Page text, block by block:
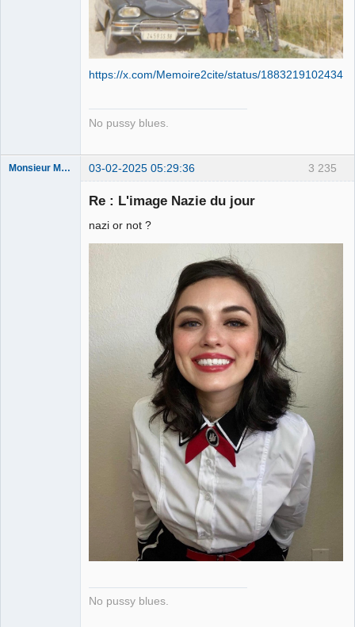
https://x.com/Memoire2cite/status/
No pussy blues.
3 235
Monsieur Maurice 03-02-2025 05:29:36
Re : L'image Nazie du jour
nazi or not ?
No pussy blues.